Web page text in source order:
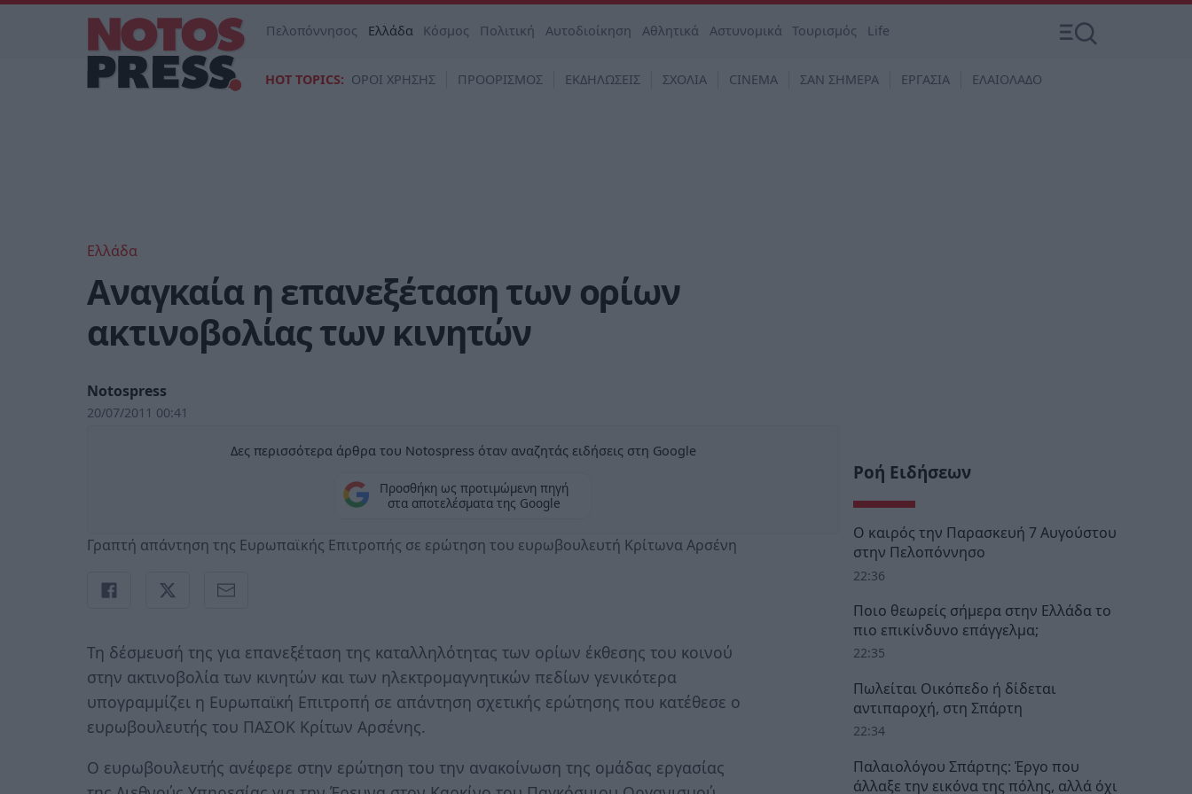
Πελοπόννησος Ελλάδα Κόσμος Πολιτική Αυτοδιοίκηση Αθλητικά Αστυνομικά Τουρισμός Life
HOT TOPICS: ΟΡΟΙ ΧΡΗΣΗΣ ΠΡΟΟΡΙΣΜΟΣ ΕΚΔΗΛΩΣΕΙΣ ΣΧΟΛΙΑ CINEMA ΣΑΝ ΣΗΜΕΡΑ ΕΡΓΑΣΙΑ ΕΛΑΙΟΛΑΔΟ
Ελλάδα
Αναγκαία η επανεξέταση των ορίων
ακτινοβολίας των κινητών
Notospress
20/07/2011 00:41
Δες περισσότερα άρθρα του Notospress όταν αναζητάς ειδήσεις στη Google
Προσθήκη ως προτιμώμενη πηγή
στα αποτελέσματα της Google
Γραπτή απάντηση της Ευρωπαϊκής Επιτροπής σε ερώτηση του ευρωβουλευτή Κρίτωνα Αρσένη
Τη δέσμευσή της για επανεξέταση της καταλληλότητας των ορίων έκθεσης του κοινού
στην ακτινοβολία των κινητών και των ηλεκτρομαγνητικών πεδίων γενικότερα
υπογραμμίζει η Ευρωπαϊκή Επιτροπή σε απάντηση σχετικής ερώτησης που κατέθεσε ο
ευρωβουλευτής του ΠΑΣΟΚ Κρίτων Αρσένης.
Ο ευρωβουλευτής ανέφερε στην ερώτηση του την ανακοίνωση της ομάδας εργασίας
Ροή Ειδήσεων
Ο καιρός την Παρασκευή 7 Αυγούστου
στην Πελοπόννησο
22:36
Ποιο θεωρείς σήμερα στην Ελλάδα το
πιο επικίνδυνο επάγγελμα;
22:35
Πωλείται Οικόπεδο ή δίδεται
αντιπαροχή, στη Σπάρτη
22:34
Παλαιολόγου Σπάρτης: Έργο που
άλλαξε την εικόνα της πόλης, αλλά όχι